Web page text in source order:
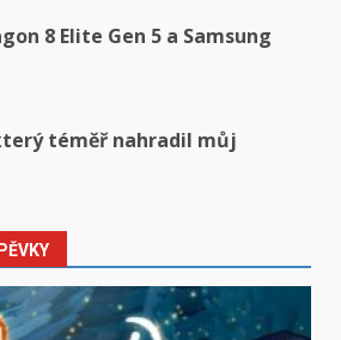
8 Elite Gen 5 a Samsung
téměř nahradil můj